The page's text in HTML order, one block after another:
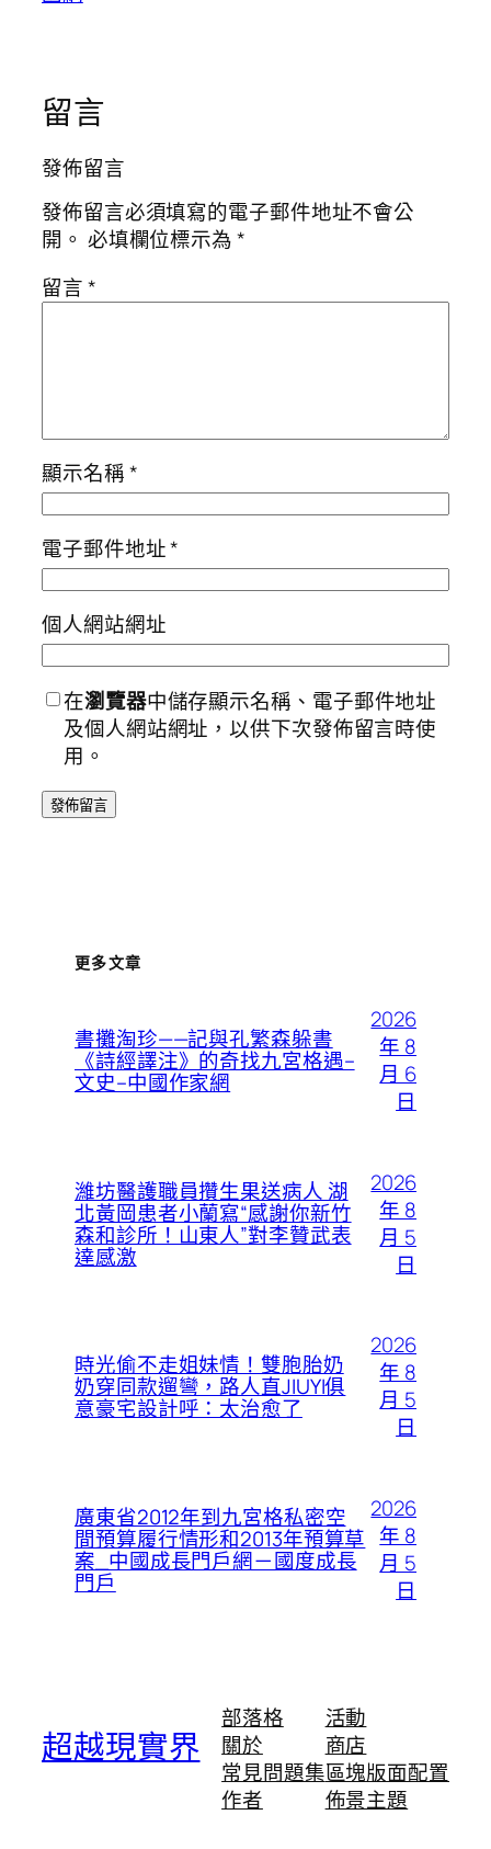
留言
發佈留言
發佈留言必須填寫的電子郵件地址不會公
開。 必填欄位標示為*
留言*
顯示名稱*
電子郵件地址*
個人網站網址
在瀏覽器中儲存顯示名稱、電子郵件地址
及個人網站網址，以供下次發佈留言時使
用。
更多文章
書攤淘珍——記與孔繁森躲書
《詩經譯注》的奇找九宮格遇–
文史–中國作家網
2026
年 8
月 6
日
濰坊醫護職員攢生果送病人 湖
北黃岡患者小蘭寫“感謝你新竹
森和診所！山東人”對李贊武表
達感激
2026
年 8
月 5
日
時光偷不走姐妹情！雙胞胎奶
奶穿同款遛彎，路人直JIUYI俱
意豪宅設計呼：太治愈了
2026
年 8
月 5
日
廣東省2012年到九宮格私密空
間預算履行情形和2013年預算草
案_中國成長門戶網－國度成長
門戶
2026
年 8
月 5
日
超越現實界
部落格
關於
常見問題集
作者
活動
商店
區塊版面配置
佈景主題